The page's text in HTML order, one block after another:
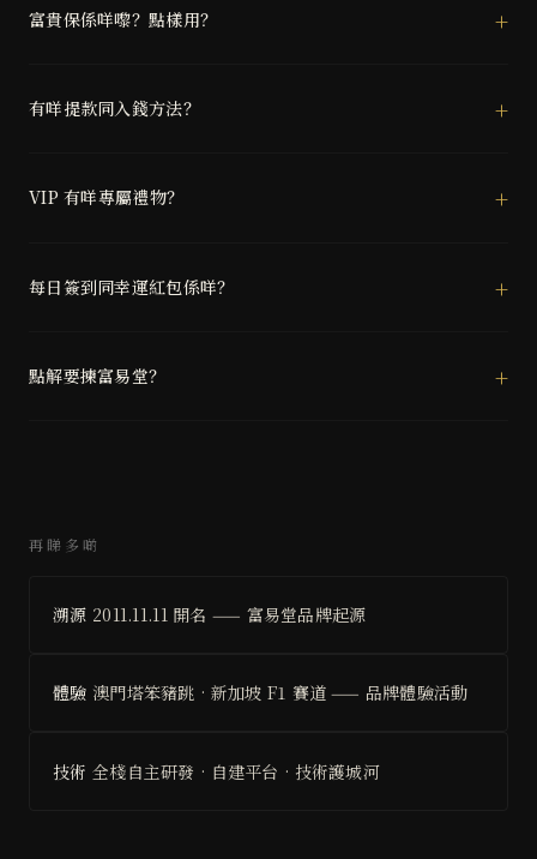
富貴保係咩嚟？點樣用？
有咩提款同入錢方法？
VIP 有咩專屬禮物？
每日簽到同幸運紅包係咩？
點解要揀富易堂？
再睇多啲
溯源 2011.11.11 開名 —— 富易堂品牌起源
體驗 澳門塔笨豬跳 · 新加坡 F1 賽道 —— 品牌體驗活動
技術 全棧自主研發 · 自建平台 · 技術護城河